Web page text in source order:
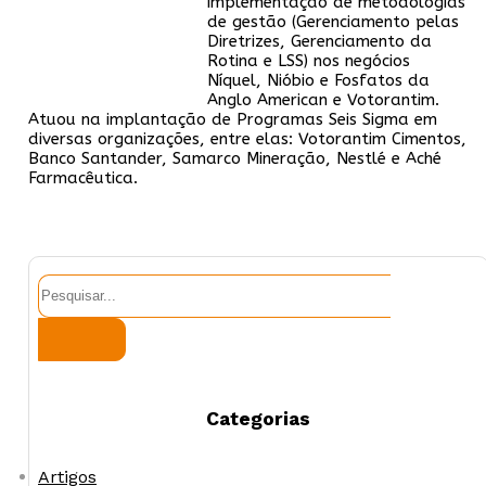
de gestão (Gerenciamento pelas
Diretrizes, Gerenciamento da
Rotina e LSS) nos negócios
Níquel, Nióbio e Fosfatos da
Anglo American e Votorantim.
Atuou na implantação de Programas Seis Sigma em
diversas organizações, entre elas: Votorantim Cimentos,
Banco Santander, Samarco Mineração, Nestlé e Aché
Farmacêutica.
Pesquisar
Categorias
Artigos